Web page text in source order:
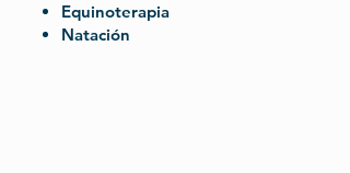
Equinoterapia
Natación